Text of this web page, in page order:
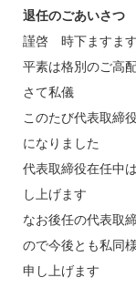
退任のごあいさつ
謹啓 時下ますま
平素は格別のご高
さて私儀
このたび代表取締
になりました
代表取締役在任中
し上げます
なお後任の代表取
ので今後とも私同
申し上げます